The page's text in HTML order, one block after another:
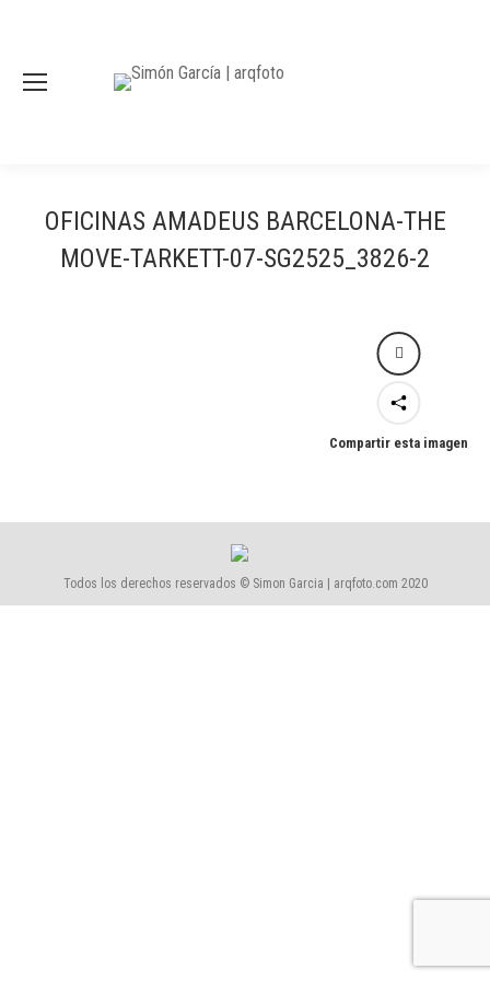
OFICINAS AMADEUS BARCELONA-THE
MOVE-TARKETT-07-SG2525_3826-2
Compartir esta imagen
Todos los derechos reservados © Simon Garcia | arqfoto.com 2020